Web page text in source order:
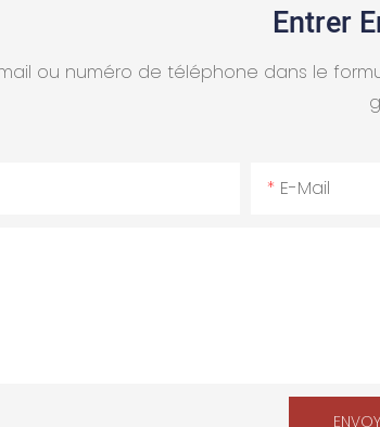
Entrer
ou numéro de téléphone dans le
E-Mail